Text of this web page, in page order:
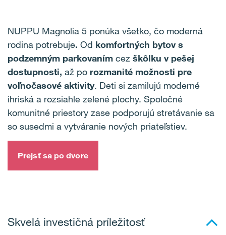
NUPPU Magnolia 5 ponúka všetko, čo moderná
rodina potrebuje. Od komfortných bytov s
podzemným parkovaním cez škôlku v pešej
dostupnosti, až po rozmanité možnosti pre
voľnočasové aktivity. Deti si zamilujú moderné
ihriská a rozsiahle zelené plochy. Spoločné
komunitné priestory zase podporujú stretávanie sa
so susedmi a vytváranie nových priateľstiev.
Prejsť sa po dvore
Skvelá investičná príležitosť